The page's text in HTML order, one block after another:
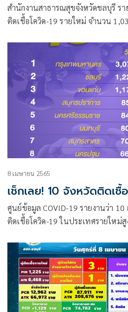
สำนักงานสาธารณสุขจังหวัดชลบุรี ร
ติดเชื้อโควิด-19 รายใหม่ จำนวน
8 เมษายน 2565
เช็กเลย! 10 จังหวัดติดเ
ศูนย์ข้อมูล COVID-19 รายงานว่า
ติดเชื้อโควิด-19 ในประเทศรายใหม่
856 ราย 5.นครศรีธรรมราช 848 ราย